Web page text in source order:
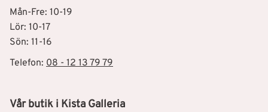
Mån-Fre: 10-19
Lör: 10-17
Sön: 11-16
Telefon: 08 - 12 13 79 79
Vår butik i Kista Galleria